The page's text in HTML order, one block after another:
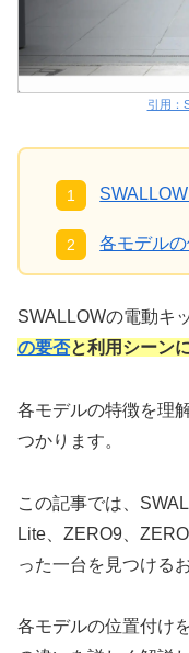
引用：
各モデル
SWALLOWの電動キ
の要否と利用シーン
各モデルの特徴を理
つかります。
この記事では、
Lite、ZERO9、
った一台を見つける
各モデルの位置付け